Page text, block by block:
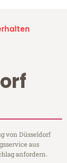
von Düsseldorf
aus
anfordern.